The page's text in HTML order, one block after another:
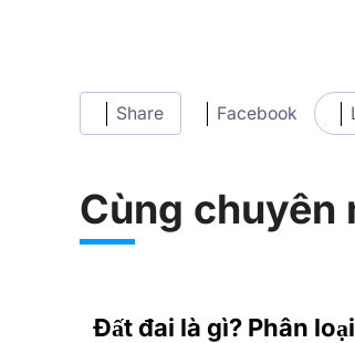
Share Facebook
Cùng chuyên
Đất đai là gì? Phân